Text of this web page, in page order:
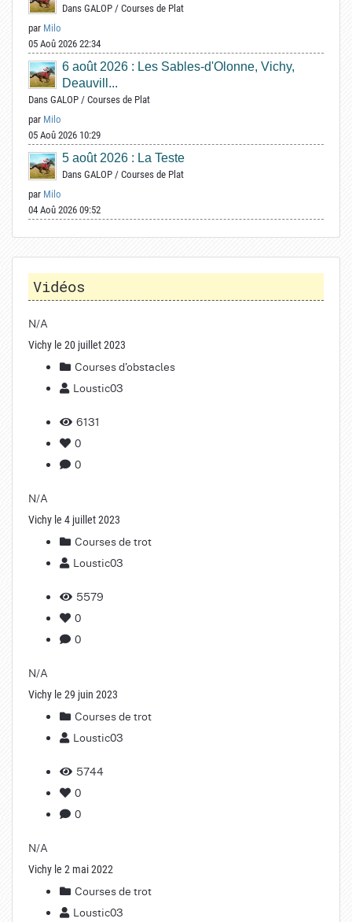
Dans GALOP / Courses de Plat
par Milo
05 Aoû 2026 22:34
6 août 2026 : Les Sables-d'Olonne, Vichy,
Deauvill...
Dans GALOP / Courses de Plat
par Milo
05 Aoû 2026 10:29
5 août 2026 : La Teste
Dans GALOP / Courses de Plat
par Milo
04 Aoû 2026 09:52
Vidéos
N/A
Vichy le 20 juillet 2023
Courses d'obstacles
Loustic03
6131
0
0
N/A
Vichy le 4 juillet 2023
Courses de trot
Loustic03
5579
0
0
N/A
Vichy le 29 juin 2023
Courses de trot
Loustic03
5744
0
0
N/A
Vichy le 2 mai 2022
Courses de trot
Loustic03